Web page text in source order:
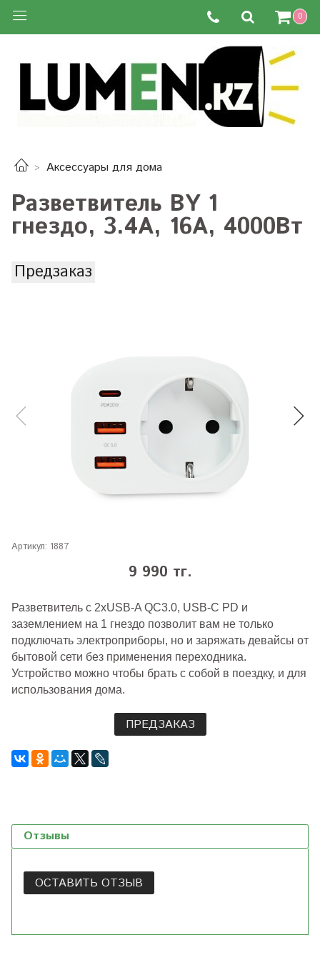
0
Аксессуары для дома
Разветвитель BY 1
гнездо, 3.4А, 16А, 4000Вт
Предзаказ
Артикул: 1887
9 990 тг.
Разветвитель с 2xUSB-A QC3.0, USB-C PD и
заземлением на 1 гнездо позволит вам не только
подключать электроприборы, но и заряжать девайсы от
бытовой сети без применения переходника.
Устройство можно чтобы брать с собой в поездку, и для
использования дома.
ПРЕДЗАКАЗ
Отзывы
ОСТАВИТЬ ОТЗЫВ